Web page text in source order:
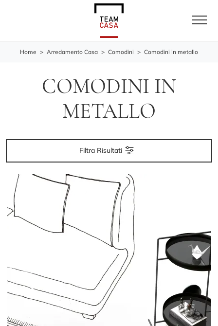
Home > Arredamento Casa > Comodini > Comodini in metallo
COMODINI IN
METALLO
Filtra Risultati